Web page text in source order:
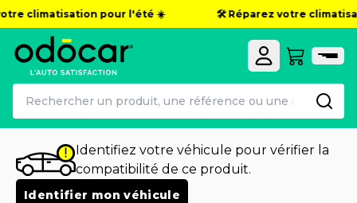
climatisation pour l'été ☀️ 🛠️ Réparez votre
Identifiez votre véhicule pour vérifier la
compatibilité de ce produit.
Identifier mon véhicule